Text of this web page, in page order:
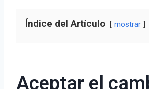
Índice del Artículo mostrar